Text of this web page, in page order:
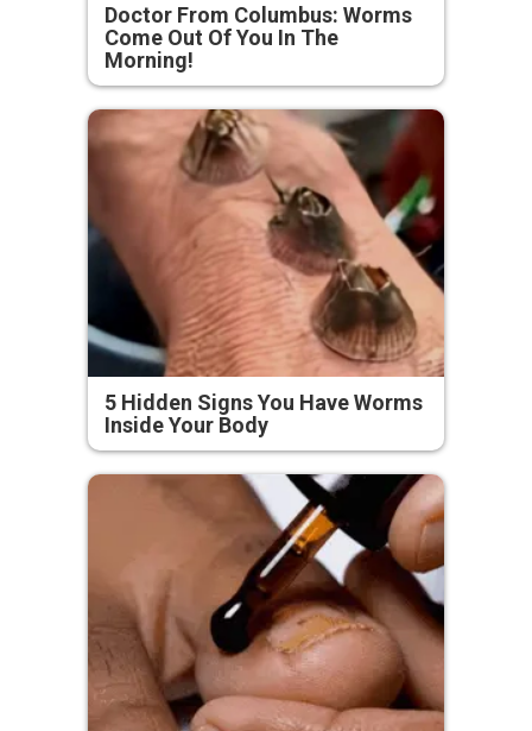
Doctor From Columbus: Worms
Come Out Of You In The
Morning!
5 Hidden Signs You Have Worms
Inside Your Body